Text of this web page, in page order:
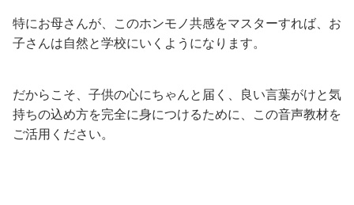
特にお母さんが、このホンモノ共感をマスターすれば、お
子さんは自然と学校にいくようになります。
だからこそ、子供の心にちゃんと届く、良い言葉がけと気
持ちの込め方を完全に身につけるために、この音声教材を
ご活用ください。